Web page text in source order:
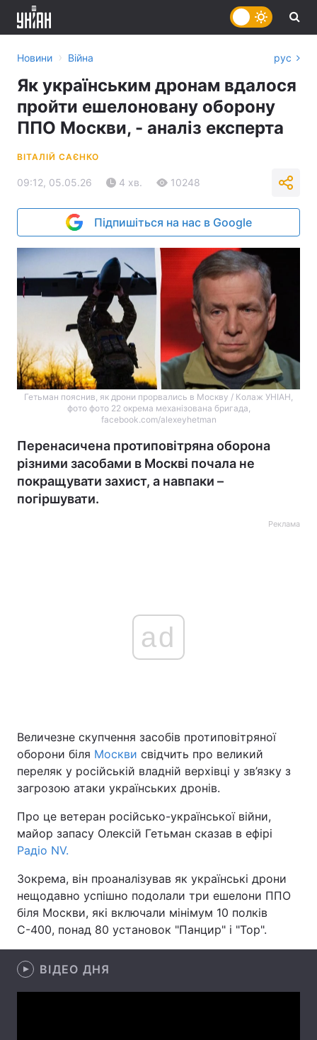
Економіка Світ
Спорт Наука
Техно і зв'язок Лайт
Зброя
Здоров'я Туризм
Цікавинки Погода
Лонгріди
Новини › Війна рус
Як українським дронам вдалося
пройти ешелоновану оборону
ППО Москви, - аналіз експерта
ВІТАЛІЙ САЄНКО
09:12, 05.05.26 4 хв. 10248
Підпишіться на нас в Google
Гетьман пояснив, як дрони прорвались в Москву / Колаж УНІАН,
фото фото 22 окрема механізована бригада,
facebook.com/alexeyhetman
Перенасичена протиповітряна оборона
різними засобами в Москві почала не
покращувати захист, а навпаки –
погіршувати.
Реклама
ad
Величезне скупчення засобів протиповітряної
оборони біля Москви свідчить про великий
переляк у російській владній верхівці у зв’язку з
загрозою атаки українських дронів.
Про це ветеран російсько-української війни,
майор запасу Олексій Гетьман сказав в ефірі
Радіо NV.
Зокрема, він проаналізував як українські дрони
нещодавно успішно подолали три ешелони ППО
біля Москви, які включали мінімум 10 полків
С-400, понад 80 установок "Панцир" і "Тор".
ВІДЕО ДНЯ